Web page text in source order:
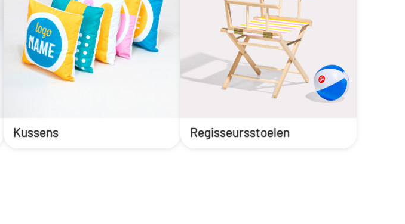
Kussens Regisseursstoelen